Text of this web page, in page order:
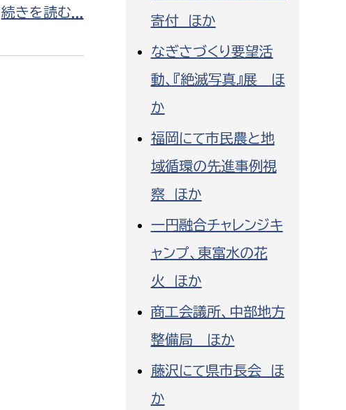
続きを読む...
寄付 ほか
なぎさづくり要望活
動、『絶滅写真』展 ほ
か
福岡にて市民農と地
域循環の先進事例視
察 ほか
一円融合チャレンジキ
ャンプ、東富水の花
火 ほか
商工会議所、中部地方
整備局 ほか
藤沢にて県市長会 ほ
か